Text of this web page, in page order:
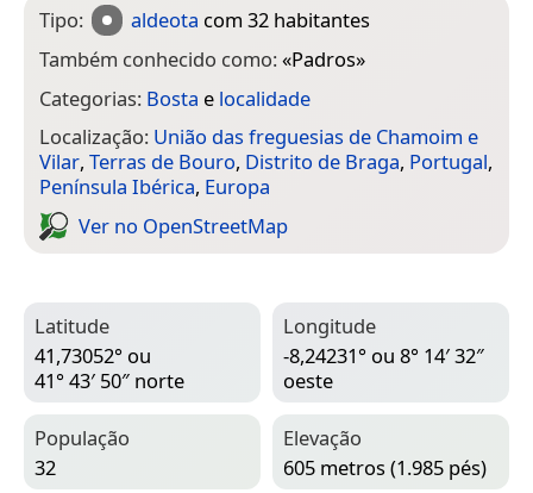
Tipo: aldeota com 32 habitantes
Também conhecido como:«Padros»
Categorias: Bosta e localidade
Localização: União das freguesias de Chamoim e
Vilar, Terras de Bouro, Distrito de Braga, Portugal,
Península Ibérica, Europa
Ver no Open­Street­Map
Latitude
41,73052° ou
41° 43′ 50″ norte
Longitude
-8,24231° ou 8° 14′ 32″
oeste
População
32
Elevação
605 metros (1.985 pés)